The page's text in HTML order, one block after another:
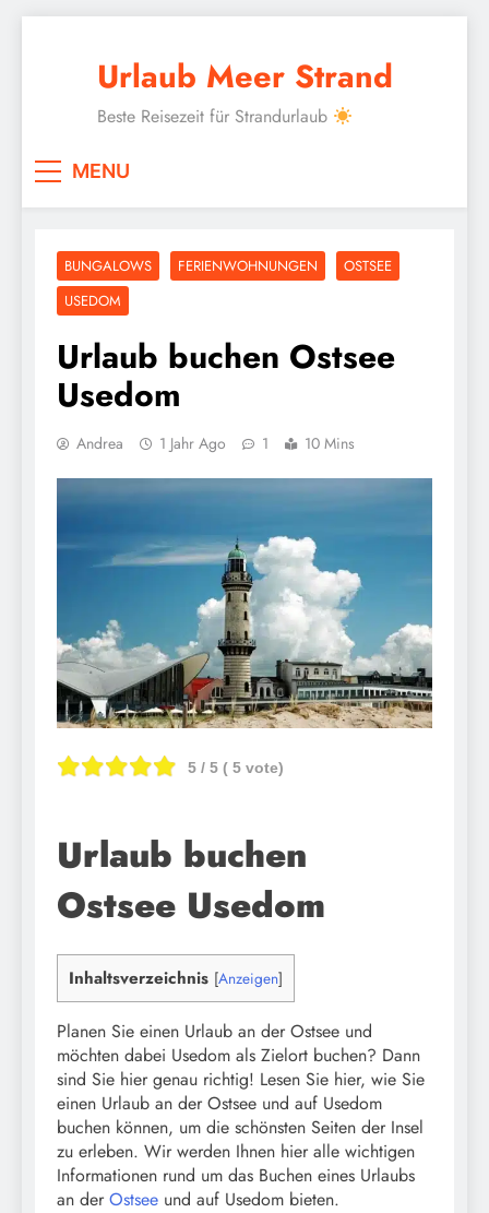
Urlaub Meer Strand
Beste Reisezeit für Strandurlaub
MENU
BUNGALOWS FERIENWOHNUNGEN
OSTSEE
USEDOM
Urlaub buchen Ostsee
Usedom
Andrea 1 Jahr Ago 1 10 Mins
5 / 5 ( 5 vote)
Urlaub buchen
Ostsee Usedom
Inhaltsverzeichnis [Anzeigen]
Planen Sie einen Urlaub an der Ostsee und
möchten dabei Usedom als Zielort buchen? Dann
sind Sie hier genau richtig! Lesen Sie hier, wie Sie
einen Urlaub an der Ostsee und auf Usedom
buchen können, um die schönsten Seiten der Insel
zu erleben. Wir werden Ihnen hier alle wichtigen
Informationen rund um das Buchen eines Urlaubs
an der Ostsee und auf Usedom bieten.